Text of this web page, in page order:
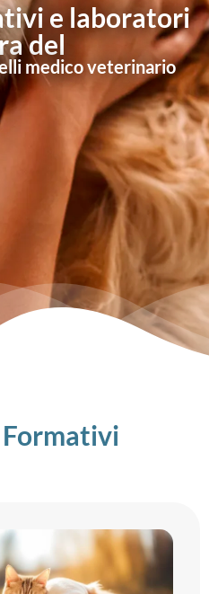
e laboratori
del
medico veterinario